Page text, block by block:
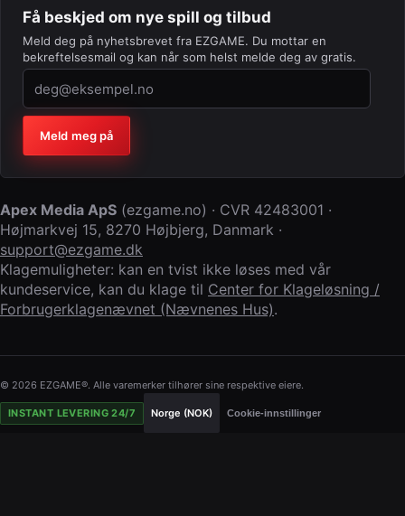
Få beskjed om nye spill og tilbud
Meld deg på nyhetsbrevet fra EZGAME. Du mottar en
bekreftelsesmail og kan når som helst melde deg av gratis.
Firma (la feltet stå tomt)
Meld meg på
Apex Media ApS (ezgame.no) · CVR 42483001 ·
Højmarkvej 15, 8270 Højbjerg, Danmark ·
support@ezgame.dk
Klagemuligheter: kan en tvist ikke løses med vår
kundeservice, kan du klage til Center for Klageløsning /
Forbrugerklagenævnet (Nævnenes Hus).
© 2026 EZGAME®. Alle varemerker tilhører sine respektive eiere.
INSTANT LEVERING 24/7 Norge (NOK) Cookie-innstillinger